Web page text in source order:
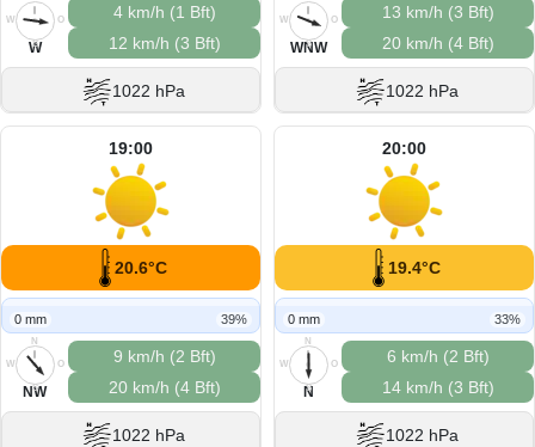
O
S
W
W
4 km/h (1 Bft)
12 km/h (3 Bft)
1022 hPa
O
S
W
WNW
13 km/h (3 Bft)
20 km/h (4 Bft)
1022 hPa
19:00
20.6°C
0 mm 39%
N
O
S
W
NW
9 km/h (2 Bft)
20 km/h (4 Bft)
1022 hPa
20:00
19.4°C
0 mm 33%
N
O
S
W
N
6 km/h (2 Bft)
14 km/h (3 Bft)
1022 hPa